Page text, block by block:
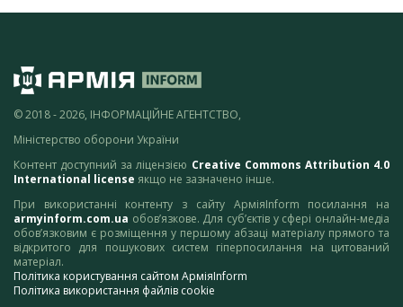
© 2018 - 2026, ІНФОРМАЦІЙНЕ АГЕНТСТВО,
Міністерство оборони України
Контент доступний за ліцензією Creative Commons Attribution 4.0
International license якщо не зазначено інше.
При використанні контенту з сайту АрміяInform посилання на
armyinform.com.ua обов’язкове. Для суб’єктів у сфері онлайн-медіа
обов’язковим є розміщення у першому абзаці матеріалу прямого та
відкритого для пошукових систем гіперпосилання на цитований
матеріал.
Політика користування сайтом АрміяInform
Політика використання файлів cookie